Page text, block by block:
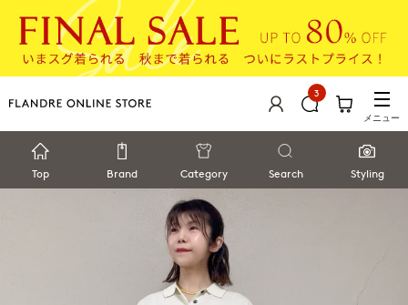
3
メニュー
Top Brand Category Search Styling